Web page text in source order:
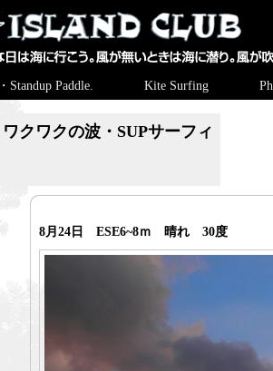
Standup Paddle. Kite Surfing
ワクワクの波・SUPサーフィ
8月24日 ESE6~8ｍ 晴れ 30度